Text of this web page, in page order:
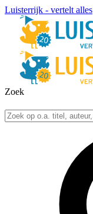
Luisterrijk - vertelt alles
Zoek